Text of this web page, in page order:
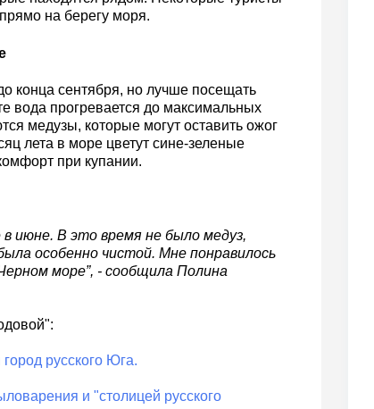
на берегу моря.
конца сентября, но лучше посещать
вода прогревается до максимальных
медузы, которые могут оставить ожог
лета в море цветут сине-зеленые
при купании.
в июне. В это время не было медуз,
особенно чистой. Мне понравилось
море”, - сообщила Полина
русского Юга.
и "столицей русского